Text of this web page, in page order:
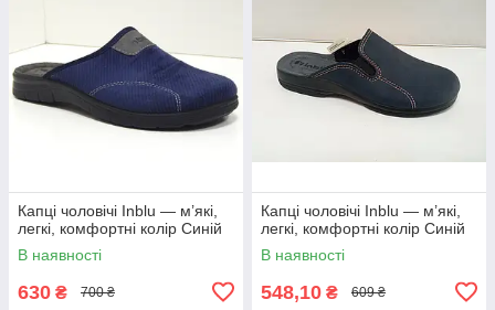
Капці чоловічі Inblu — м’які,
легкі, комфортні колір Синій
В наявності
630 ₴ 700 ₴
Капці чоловічі Inblu — м’які,
легкі, комфортні колір Синій
В наявності
548,10 ₴ 609 ₴